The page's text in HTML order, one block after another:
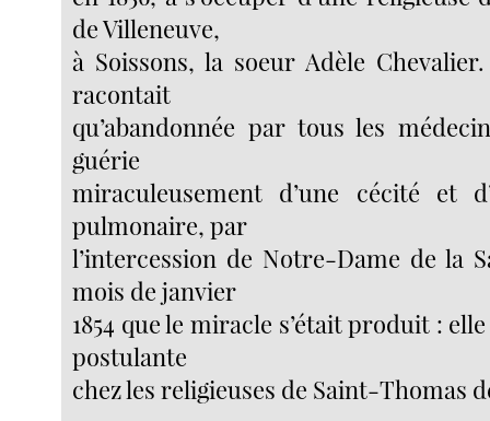
de Villeneuve,
à Soissons, la soeur Adèle
racontait
qu’abandonnée par tous les
guérie
miraculeusement d’une cécité et
pulmonaire, par
l’intercession de Notre-Dame de la
mois de janvier
1854 que le miracle s’était produit :
postulante
chez les religieuses de Saint-Thomas